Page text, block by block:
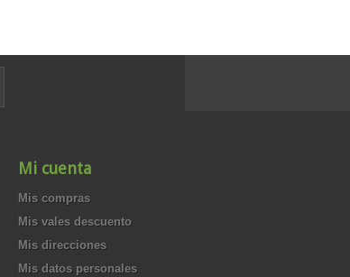
Mi cuenta
Mis compras
Mis vales descuento
Mis direcciones
Mis datos personales